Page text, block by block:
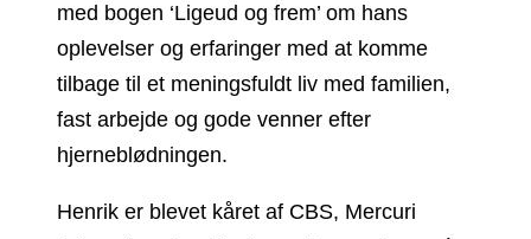
med bogen ‘Ligeud og frem’ om hans
oplevelser og erfaringer med at komme
tilbage til et meningsfuldt liv med familien,
fast arbejde og gode venner efter
hjerneblødningen.
Henrik er blevet kåret af CBS, Mercuri